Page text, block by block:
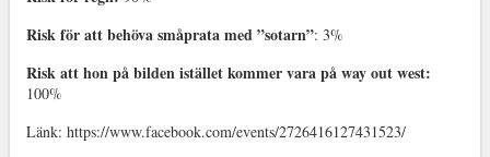
Risk för att behöva småprata med ”sotarn”: 3%
Risk att hon på bilden istället kommer vara på way out west:
100%
Länk: https://www.facebook.com/events/2726416127431523/